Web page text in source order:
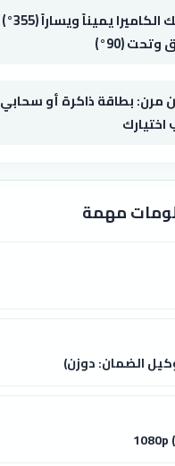
تحريك الكاميرا يميناً ويساراً (355°)
(90°)
مرن: بطاقة ذاكرة أو سحابي
مهمة
1080p